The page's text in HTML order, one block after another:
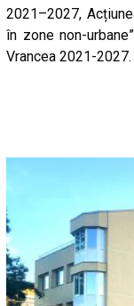
2021–2027,
în zone non-
Vrancea 2021-2027.